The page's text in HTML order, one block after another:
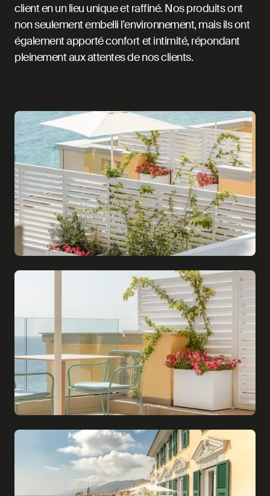
client en un lieu unique et raffiné. Nos produits ont
non seulement embelli l'environnement, mais ils ont
également apporté confort et intimité, répondant
pleinement aux attentes de nos clients.